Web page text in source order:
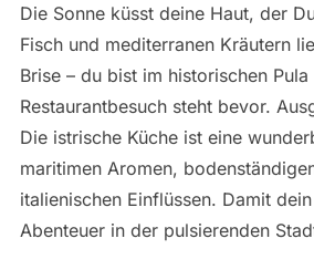
Die Sonne küsst deine Haut, der
Fisch und mediterranen Kräutern
Brise – du bist im historischen
Restaurantbesuch steht bevor.
Die istrische Küche ist eine
maritimen Aromen,
italienischen Einflüssen. Damit
Abenteuer in der pulsierenden